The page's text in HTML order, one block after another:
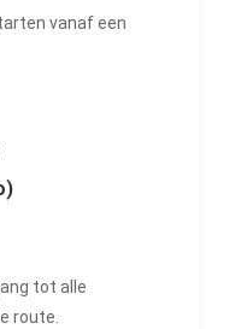
vanaf een
tot alle
route.